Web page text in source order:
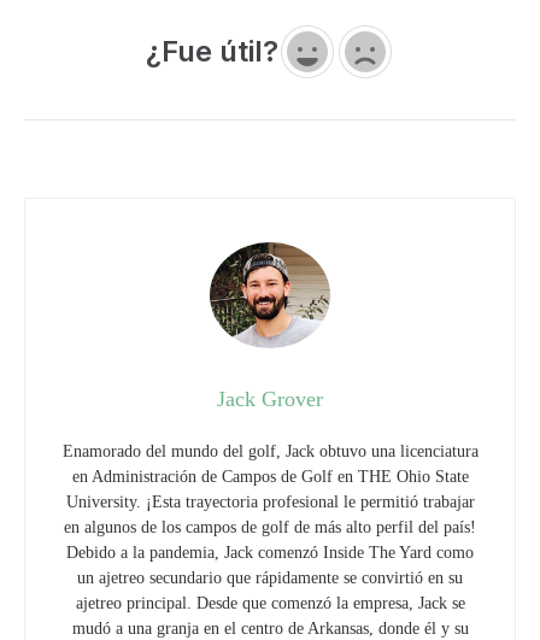
¿Fue útil?
Jack Grover
Enamorado del mundo del golf, Jack obtuvo una licenciatura
en Administración de Campos de Golf en THE Ohio State
University. ¡Esta trayectoria profesional le permitió trabajar
en algunos de los campos de golf de más alto perfil del país!
Debido a la pandemia, Jack comenzó Inside The Yard como
un ajetreo secundario que rápidamente se convirtió en su
ajetreo principal. Desde que comenzó la empresa, Jack se
mudó a una granja en el centro de Arkansas, donde él y su